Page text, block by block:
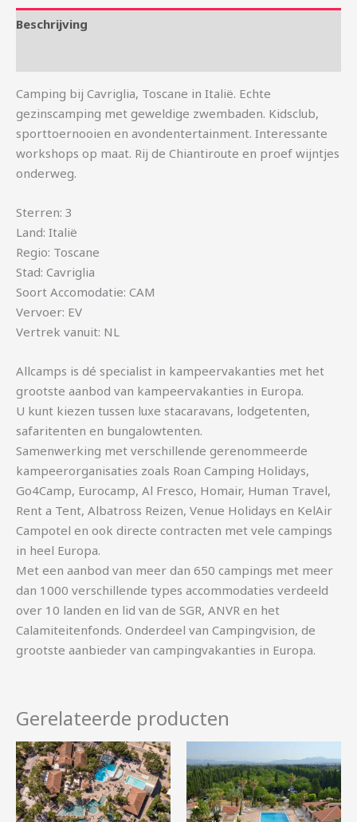
Beschrijving
Camping bij Cavriglia, Toscane in Italië. Echte
gezinscamping met geweldige zwembaden. Kidsclub,
sporttoernooien en avondentertainment. Interessante
workshops op maat. Rij de Chiantiroute en proef wijntjes
onderweg.
Sterren: 3
Land: Italië
Regio: Toscane
Stad: Cavriglia
Soort Accomodatie: CAM
Vervoer: EV
Vertrek vanuit: NL
Allcamps is dé specialist in kampeervakanties met het
grootste aanbod van kampeervakanties in Europa.
U kunt kiezen tussen luxe stacaravans, lodgetenten,
safaritenten en bungalowtenten.
Samenwerking met verschillende gerenommeerde
kampeerorganisaties zoals Roan Camping Holidays,
Go4Camp, Eurocamp, Al Fresco, Homair, Human Travel,
Rent a Tent, Albatross Reizen, Venue Holidays en KelAir
Campotel en ook directe contracten met vele campings
in heel Europa.
Met een aanbod van meer dan 650 campings met meer
dan 1000 verschillende types accommodaties verdeeld
over 10 landen en lid van de SGR, ANVR en het
Calamiteitenfonds. Onderdeel van Campingvision, de
grootste aanbieder van campingvakanties in Europa.
Gerelateerde producten